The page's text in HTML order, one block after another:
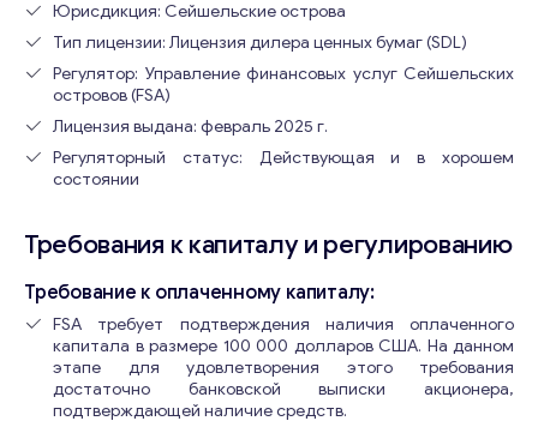
Юрисдикция: Сейшельские острова
Тип лицензии: Лицензия дилера ценных бумаг (SDL)
Регулятор: Управление финансовых услуг Сейшельских
островов (FSA)
Лицензия выдана: февраль 2025 г.
Регуляторный статус: Действующая и в хорошем
состоянии
Требования к капиталу и регулированию
Требование к оплаченному капиталу:
FSA требует подтверждения наличия оплаченного
капитала в размере 100 000 долларов США. На данном
этапе для удовлетворения этого требования
достаточно банковской выписки акционера,
подтверждающей наличие средств.